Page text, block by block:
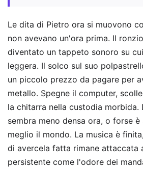
Le dita di Pietro ora si muovono
non avevano un'ora prima. Il
diventato un tappeto sonoro su
leggera. Il solco sul suo
un piccolo prezzo da pagare per
metallo. Spegne il computer,
la chitarra nella custodia morbida.
sembra meno densa ora, o forse
meglio il mondo. La musica è
di avercela fatta rimane attaccata
persistente come l'odore dei